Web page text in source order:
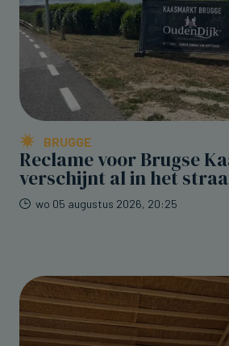
BRUGGE
Reclame voor Brugse
verschijnt al in het
wo 05 augustus 2026, 20:25